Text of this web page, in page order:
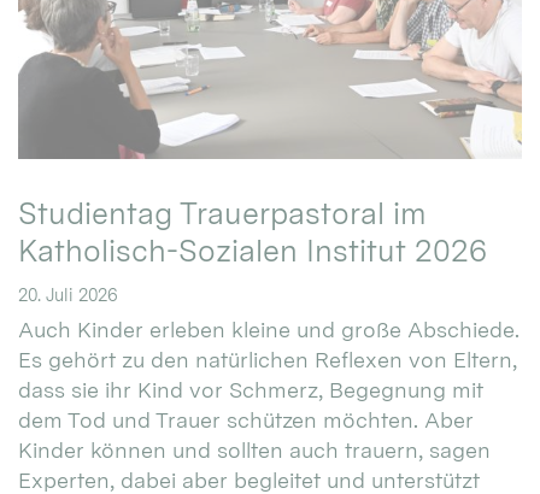
Studientag Trauerpastoral im
Katholisch-Sozialen Institut 2026
20. Juli 2026
Auch Kinder erleben kleine und große Abschiede.
Es gehört zu den natürlichen Reflexen von Eltern,
dass sie ihr Kind vor Schmerz, Begegnung mit
dem Tod und Trauer schützen möchten. Aber
Kinder können und sollten auch trauern, sagen
Experten, dabei aber begleitet und unterstützt